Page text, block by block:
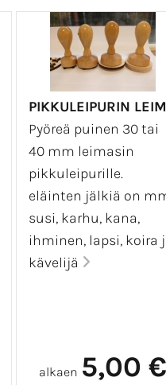
PIKKULEIPURIN
Pyöreä puinen 30 tai
40 mm leimasin
pikkuleipurille.
eläinten jälkiä on
susi, karhu, kana,
ihminen, lapsi, koira
kävelijä
alkaen 5,00 €